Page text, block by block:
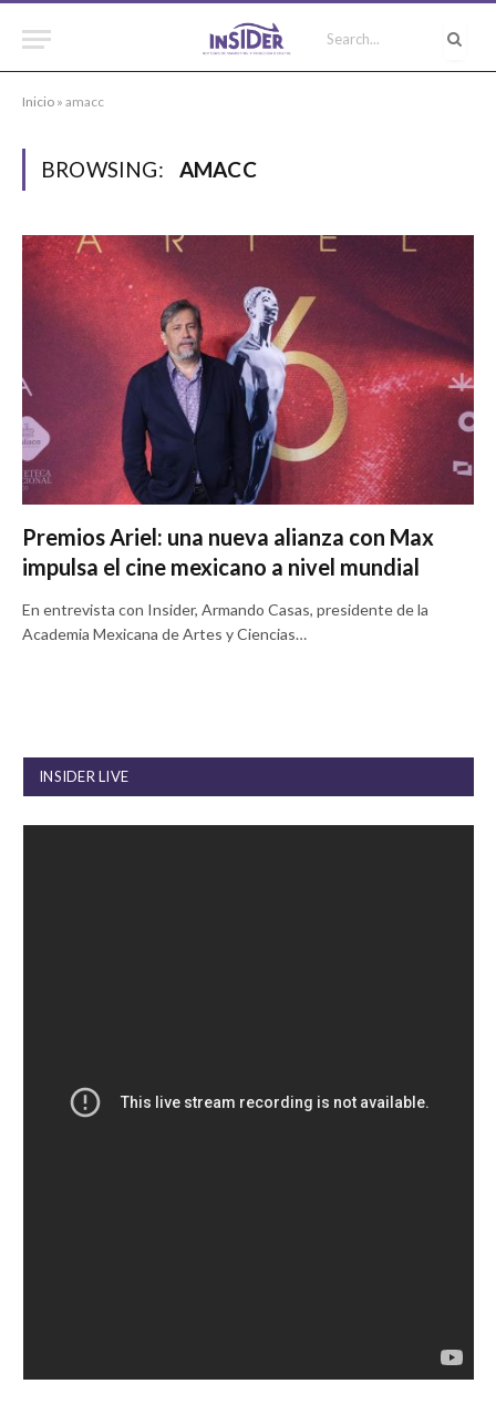
Inicio » amacc
BROWSING: AMACC
Premios Ariel: una nueva alianza con Max
impulsa el cine mexicano a nivel mundial
En entrevista con Insider, Armando Casas, presidente de la
Academia Mexicana de Artes y Ciencias…
INSIDER LIVE